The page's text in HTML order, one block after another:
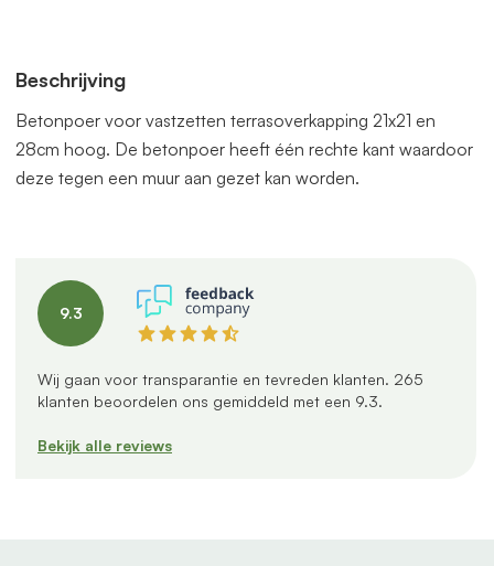
Beschrijving
Betonpoer voor vastzetten terrasoverkapping 21x21 en
28cm hoog. De betonpoer heeft één rechte kant waardoor
deze tegen een muur aan gezet kan worden.
9.3
Wij gaan voor transparantie en tevreden klanten. 265
klanten beoordelen ons gemiddeld met een 9.3.
Bekijk alle reviews